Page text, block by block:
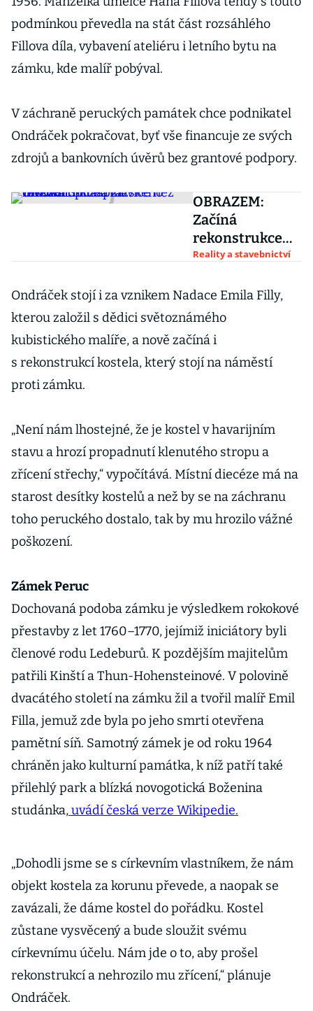
podmínkou převedla na stát část rozsáhlého
Fillova díla, vybavení ateliéru i letního bytu na
zámku, kde malíř pobýval.
V záchraně peruckých památek chce podnikatel
Ondráček pokračovat, byť vše financuje ze svých
zdrojů a bankovních úvěrů bez grantové podpory.
OBRAZEM:
Začíná
rekonstrukce
pražského
za více než 150
milionů
Reality a stavebnictví
Ondráček stojí i za vznikem Nadace Emila Filly,
kterou založil s dědici světoznámého
kubistického malíře, a nově začíná i
s rekonstrukcí kostela, který stojí na náměstí
proti zámku.
„Není nám lhostejné, že je kostel v havarijním
stavu a hrozí propadnutí klenutého stropu a
zřícení střechy,“ vypočítává. Místní diecéze má na
starost desítky kostelů a než by se na záchranu
toho peruckého dostalo, tak by mu hrozilo vážné
poškození.
Zámek Peruc
Dochovaná podoba zámku je výsledkem rokokové
přestavby z let 1760–1770, jejímiž iniciátory byli
členové rodu Ledeburů. K pozdějším majitelům
patřili Kinští a Thun-Hohensteinové. V polovině
dvacátého století na zámku žil a tvořil malíř Emil
Filla, jemuž zde byla po jeho smrti otevřena
pamětní síň. Samotný zámek je od roku 1964
chráněn jako kulturní památka, k níž patří také
přilehlý park a blízká novogotická Boženina
studánka,uvádí česká verze Wikipedie.
„Dohodli jsme se s církevním vlastníkem, že nám
objekt kostela za korunu převede, a naopak se
zavázali, že dáme kostel do pořádku. Kostel
zůstane vysvěcený a bude sloužit svému
církevnímu účelu. Nám jde o to, aby prošel
rekonstrukcí a nehrozilo mu zřícení,“ plánuje
Ondráček.